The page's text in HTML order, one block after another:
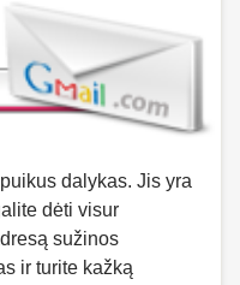
dalykas. Jis yra
dėti visur
sužinos
ir turite kažką